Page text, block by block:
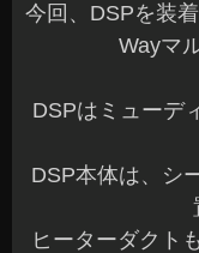
今回、DSPを装
Wayマ
DSPはミューデ
DSP本体は、シ
ヒーターダクト